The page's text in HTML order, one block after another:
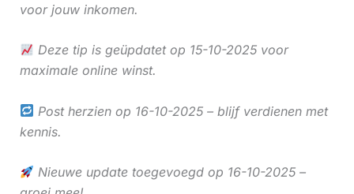
voor jouw inkomen.
Deze tip is geüpdatet op 15-10-2025 voor
maximale online winst.
Post herzien op 16-10-2025 – blijf verdienen met
kennis.
Nieuwe update toegevoegd op 16-10-2025 –